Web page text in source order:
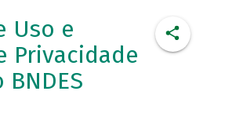
Uso e
Privacidade